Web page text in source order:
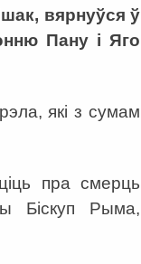
вярнуўся ў
Пану і Яго
які з сумам
пра смерць
Біскуп Рыма,